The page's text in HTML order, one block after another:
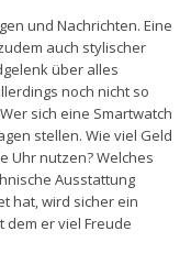
und Nachrichten. Eine
auch stylischer
über alles
noch nicht so
sich eine Smartwatch
stellen. Wie viel Geld
Uhr nutzen? Welches
Ausstattung
hat, wird sicher ein
dem er viel Freude